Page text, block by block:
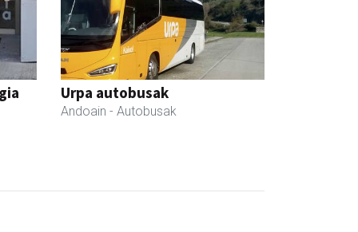
Urpa autobusak
Andoain - Autobusak